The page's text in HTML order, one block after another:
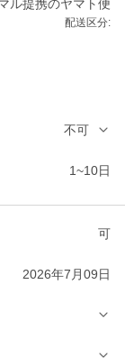
ル提携のヤマト便
配送区分:
不可
1~10日
可
2026年7月09日